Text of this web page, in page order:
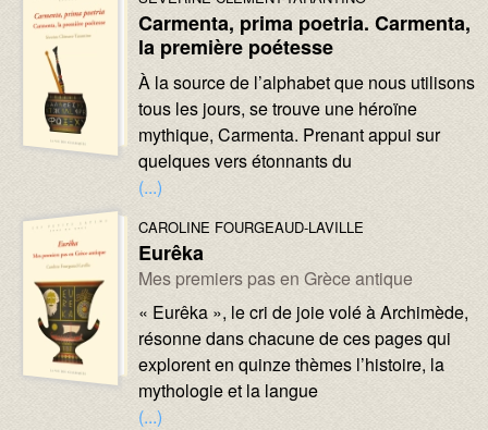
Carmenta, prima poetria. Carmenta,
la première poétesse
Texte :
À la source de l’alphabet que nous utilisons
tous les jours, se trouve une héroïne
mythique, Carmenta. Prenant appui sur
quelques vers étonnants du
(...)
Image :
Image : AUTEURS :
CAROLINE FOURGEAUD-LAVILLE
Eurêka
Sous-titre :
Mes premiers pas en Grèce antique
Texte :
« Eurêka », le cri de joie volé à Archimède,
résonne dans chacune de ces pages qui
explorent en quinze thèmes l’histoire, la
mythologie et la langue
(...)